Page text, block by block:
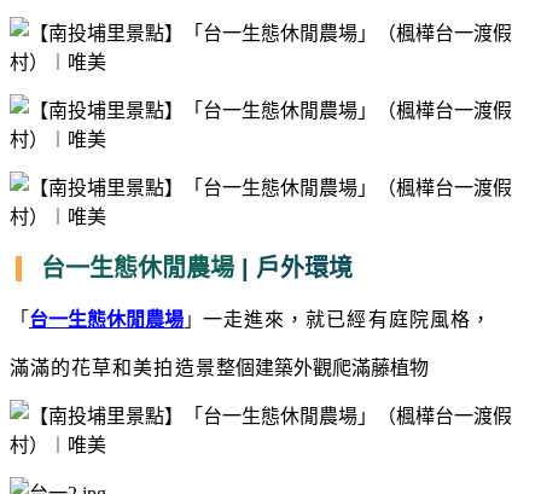
台一生態休閒農場 | 戶外環境
「 台一生態休閒農場 」 一走進來，就已經有庭院風格，
滿滿的花草和美拍造景整個建築外觀爬滿藤植物